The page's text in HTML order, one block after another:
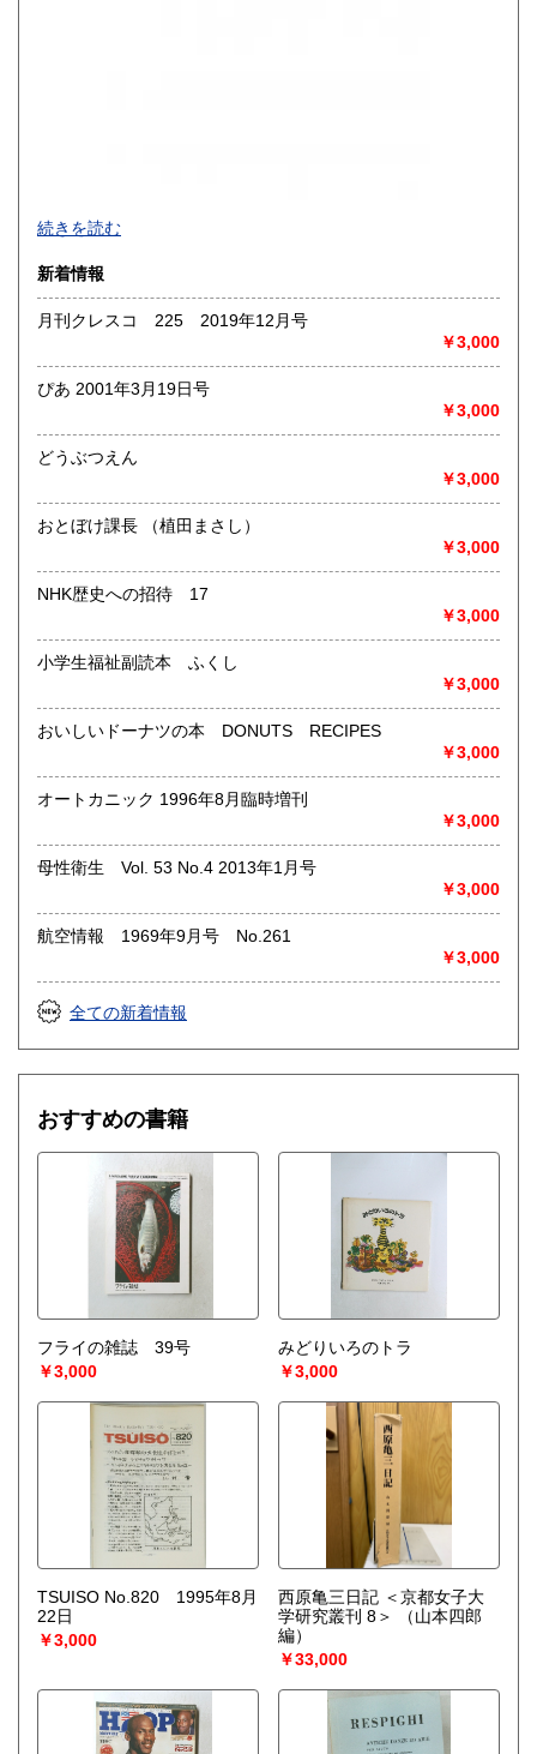
買取品目一覧
術・アート・建築・書道・理工学・東洋医学・ビジネス書・
武道・山岳・オカルト・幻想文学・サブカルチャー・70年
代、80年代アイドル・アニメ・漫画・雑誌・アダルト・マニ
◎メディア商品【ジャズ・ロック・クラシック・映画・アニ
メ・ゲーム・声優・アイドル・ビジネス・アダルト・車・バ
EP、カセット、ポスター、おもちゃ、グッズ、パンフレット
などマニアックなものを中心に高価買取
ンタイア・和本・漢籍・戦争㊙︎資料・書道具・茶道具・戦前
絵はがき・鳥瞰図・古地図・浮世絵・軸・拓本・印譜・エロ
グロ】など古いものの中には希少価値の高いものも多数ござ
いますので価値がないと処分される前に是非 ｢古本倶楽部｣ま
沿線名：-
営業時間：-
定休日：-
書籍の買取について
○出張買取は通常、東海圏のみ
※お売り頂ける本の量や質が見込める場合は関東〜近畿エリ
ア要相談
例
【大学の研究室の整理】
【遺品整理で古い紙モノや道具など価値の有無が分からない
ものがある】
【神社仏閣、蔵の整理、中国古典籍など査定にかなりの専門
知識を要する】
場合などお気軽にご相談ください。
-------------------------------------------
買取専用ダイヤル
050-3698-2626
-------------------------------------------
◎宅配買取◎
○30点より宅配送料無料
○梱包用ダンボールの無料送付可能
○買取金額の概算が知りたい方は、事前査定のサービスもぜひ
ご活用下さい。
宅配買取送付先
----------------------------------------
501-0224
古本倶楽部 宅配買取受付係
058-322-2366
----------------------------------------
取り扱い分野
-
続きを読む
新着情報
月刊クレスコ 225 2019年12月号
￥3,000
ぴあ 2001年3月19日号
￥3,000
どうぶつえん
￥3,000
おとぼけ課長 （植田まさし）
￥3,000
NHK歴史への招待 17
￥3,000
小学生福祉副読本 ふくし
￥3,000
おいしいドーナツの本 DONUTS RECIPES
￥3,000
オートカニック 1996年8月臨時増刊
￥3,000
母性衛生 Vol. 53 No.4 2013年1月号
￥3,000
航空情報 1969年9月号 No.261
￥3,000
全ての新着情報
おすすめの書籍
フライの雑誌 39号
￥3,000
みどりいろのトラ
￥3,000
TSUISO No.820 1995年8月
22日
￥3,000
西原亀三日記 ＜京都女子大
学研究叢刊 8＞
（山本四郎
編）
￥33,000